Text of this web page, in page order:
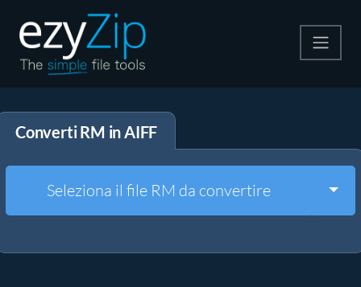
Decomprimi
Altri strumenti
Converti RM in AIFF
Seleziona il file RM da convertire